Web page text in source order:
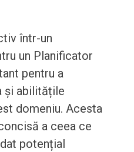
într-un
un Planificator
pentru a
și abilitățile
domeniu. Acesta
a ceea ce
potențial